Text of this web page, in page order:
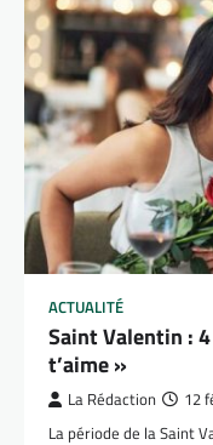
ACTUALITÉ
Saint Valentin :
t’aime »
La Rédaction 12
La période de la Saint